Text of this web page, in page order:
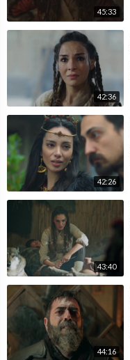
45:33
42:36
42:26
43:40
44:16